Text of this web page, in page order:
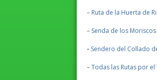
– Ruta de la Huerta de
– Senda de los
- Sendero del Collado
–Todas las Rutas por el